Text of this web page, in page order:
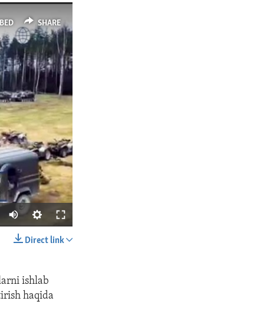
SHARE
Direct link
ishlab
haqida